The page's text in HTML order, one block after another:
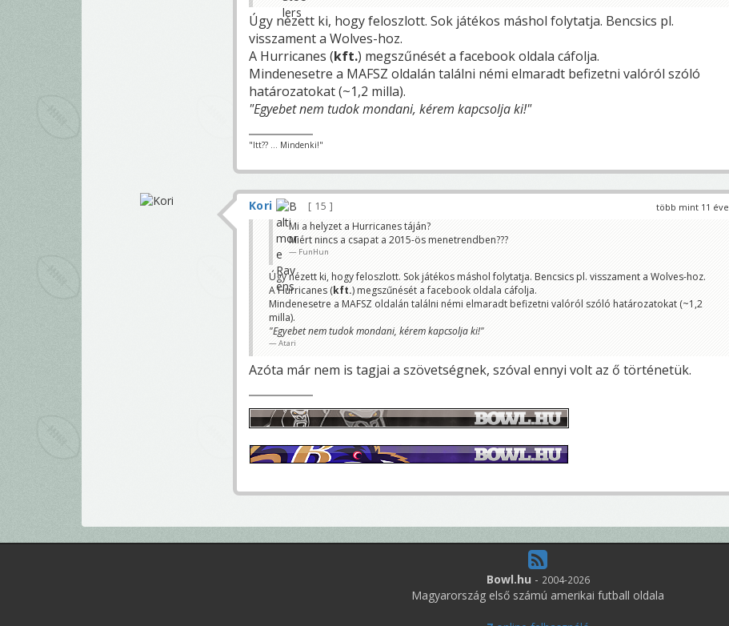
Úgy nézett ki, hogy feloszlott. Sok játékos máshol folytatja. Bencsics pl.
visszament a Wolves-hoz.
A Hurricanes (kft.) megszűnését a facebook oldala cáfolja.
Mindenesetre a MAFSZ oldalán találni némi elmaradt befizetni valóról szóló
határozatokat (~1,2 milla).
"Egyebet nem tudok mondani, kérem kapcsolja ki!"
"Itt?? ... Mindenki!"
több mint 11 éve
Kori
15
Mi a helyzet a Hurricanes táján?
Miért nincs a csapat a 2015-ös menetrendben???
FunHun
Úgy nézett ki, hogy feloszlott. Sok játékos máshol folytatja. Bencsics pl. visszament a Wolves-hoz.
A Hurricanes (kft.) megszűnését a facebook oldala cáfolja.
Mindenesetre a MAFSZ oldalán találni némi elmaradt befizetni valóról szóló határozatokat (~1,2
milla).
"Egyebet nem tudok mondani, kérem kapcsolja ki!"
Atari
Azóta már nem is tagjai a szövetségnek, szóval ennyi volt az ő történetük.
Bowl.hu - 2004-2026
Magyarország első számú amerikai futball oldala